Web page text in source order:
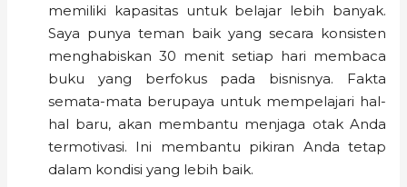
memiliki kapasitas untuk belajar lebih banyak.
Saya punya teman baik yang secara konsisten
menghabiskan 30 menit setiap hari membaca
buku yang berfokus pada bisnisnya. Fakta
semata-mata berupaya untuk mempelajari hal-
hal baru, akan membantu menjaga otak Anda
termotivasi. Ini membantu pikiran Anda tetap
dalam kondisi yang lebih baik.